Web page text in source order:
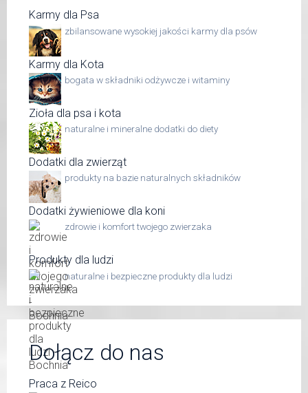
Karmy dla Psa
zbilansowane wysokiej jakości karmy dla psów
Karmy dla Kota
bogata w składniki odżywcze i witaminy
Zioła dla psa i kota
naturalne i mineralne dodatki do diety
Dodatki dla zwierząt
produkty na bazie naturalnych składników
Dodatki żywieniowe dla koni
zdrowie i komfort twojego zwierzaka
Produkty dla ludzi
naturalne i bezpieczne produkty dla ludzi
Dołącz do nas
Praca z Reico